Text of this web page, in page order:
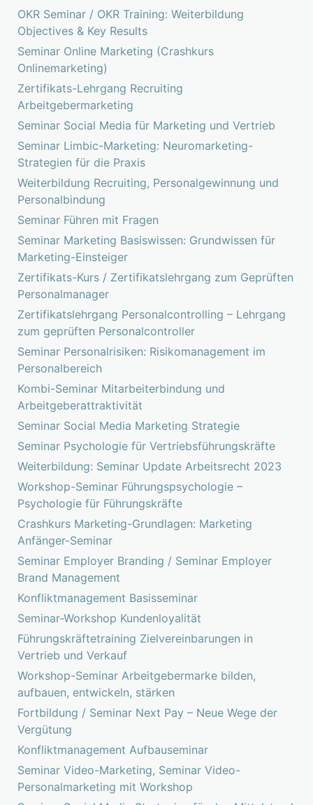
OKR Seminar / OKR Training: Weiterbildung
Objectives & Key Results
Seminar Online Marketing (Crashkurs
Onlinemarketing)
Zertifikats-Lehrgang Recruiting
Arbeitgebermarketing
Seminar Social Media für Marketing und Vertrieb
Seminar Limbic-Marketing: Neuromarketing-
Strategien für die Praxis
Weiterbildung Recruiting, Personalgewinnung und
Personalbindung
Seminar Führen mit Fragen
Seminar Marketing Basiswissen: Grundwissen für
Marketing-Einsteiger
Zertifikats-Kurs / Zertifikatslehrgang zum Geprüften
Personalmanager
Zertifikatslehrgang Personalcontrolling – Lehrgang
zum geprüften Personalcontroller
Seminar Personalrisiken: Risikomanagement im
Personalbereich
Kombi-Seminar Mitarbeiterbindung und
Arbeitgeberattraktivität
Seminar Social Media Marketing Strategie
Seminar Psychologie für Vertriebsführungskräfte
Weiterbildung: Seminar Update Arbeitsrecht 2023
Workshop-Seminar Führungspsychologie –
Psychologie für Führungskräfte
Crashkurs Marketing-Grundlagen: Marketing
Anfänger-Seminar
Seminar Employer Branding / Seminar Employer
Brand Management
Konfliktmanagement Basisseminar
Seminar-Workshop Kundenloyalität
Führungskräftetraining Zielvereinbarungen in
Vertrieb und Verkauf
Workshop-Seminar Arbeitgebermarke bilden,
aufbauen, entwickeln, stärken
Fortbildung / Seminar Next Pay – Neue Wege der
Vergütung
Konfliktmanagement Aufbauseminar
Seminar Video-Marketing, Seminar Video-
Personalmarketing mit Workshop